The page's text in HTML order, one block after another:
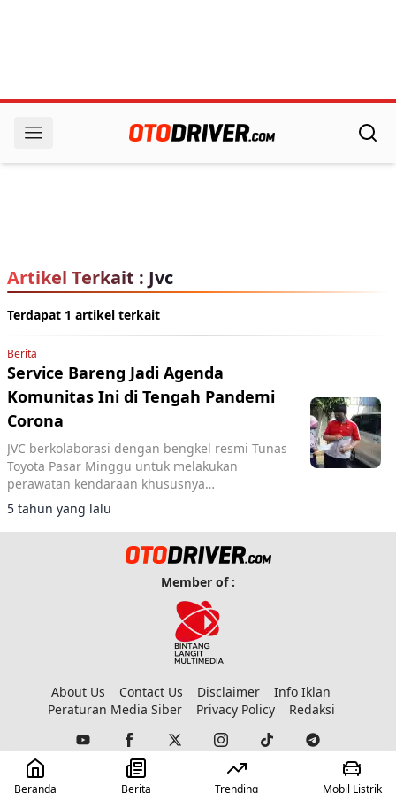
Artikel Terkait : Jvc
Terdapat 1 artikel terkait
Berita
Service Bareng Jadi Agenda
Komunitas Ini di Tengah Pandemi
Corona
JVC berkolaborasi dengan bengkel resmi Tunas
Toyota Pasar Minggu untuk melakukan
perawatan kendaraan khususnya
meminimalisir virus dan bakteri di dalam
kabin mobil para member dengan cara car
fogging
5 tahun yang lalu
Member of :
About Us Contact Us Disclaimer
Info Iklan
Peraturan Media Siber
Privacy Policy Redaksi
© 2023 Copyright:Otodriver
Beranda Berita Trending Mobil Listrik